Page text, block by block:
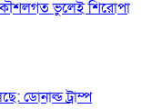
কৌশলগত ভুলেই শিরোপা
ডোনাল্ড ট্রাম্প